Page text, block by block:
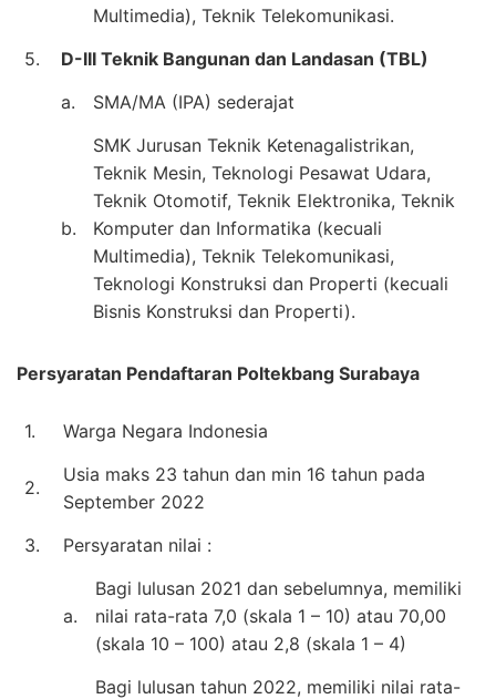
Multimedia), Teknik Telekomunikasi.
5.
D-III Teknik Bangunan dan Landasan (TBL)
a.
SMA/MA (IPA) sederajat
b.
SMK Jurusan Teknik Ketenagalistrikan,
Teknik Mesin, Teknologi Pesawat Udara,
Teknik Otomotif, Teknik Elektronika, Teknik
Komputer dan Informatika (kecuali
Multimedia), Teknik Telekomunikasi,
Teknologi Konstruksi dan Properti (kecuali
Bisnis Konstruksi dan Properti).
Persyaratan Pendaftaran Poltekbang Surabaya
1. Warga Negara Indonesia
2.
Usia maks 23 tahun dan min 16 tahun pada
September 2022
3.
Persyaratan nilai :
a.
Bagi lulusan 2021 dan sebelumnya, memiliki
nilai rata-rata 7,0 (skala 1 – 10) atau 70,00
(skala 10 – 100) atau 2,8 (skala 1 – 4)
Bagi lulusan tahun 2022, memiliki nilai rata-